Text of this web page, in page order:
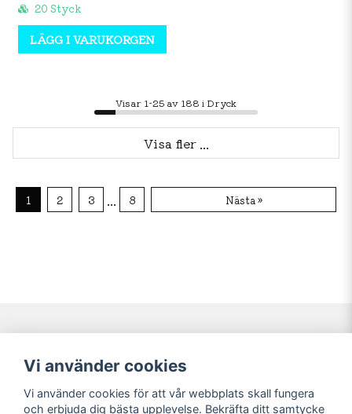
20 Styck
LÄGG I VARUKORGEN
Visar 1-25 av 188 i Dryck
Visa fler ...
1 2 3 ... 8 Nästa »
Navigering
Nyheter!
Mitt konto
Logga in
Registrera dig
Vi använder cookies
Vi använder cookies för att vår webbplats skall fungera
och erbjuda dig bästa upplevelse. Bekräfta ditt samtycke